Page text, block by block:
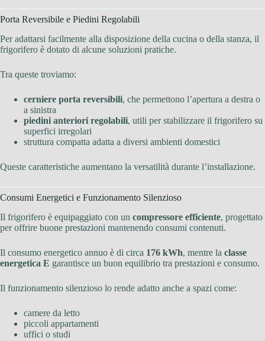
Porta Reversibile e Piedini Regolabili
Per adattarsi facilmente alla disposizione della cucina o della stanza, il
frigorifero è dotato di alcune soluzioni pratiche.
Tra queste troviamo:
cerniere porta reversibili, che permettono l’apertura a destra o
a sinistra
piedini anteriori regolabili, utili per stabilizzare il frigorifero su
superfici irregolari
struttura compatta adatta a diversi ambienti domestici
Queste caratteristiche aumentano la versatilità durante l’installazione.
Consumi Energetici e Funzionamento Silenzioso
Il frigorifero è equipaggiato con un compressore efficiente, progettato
per offrire buone prestazioni mantenendo consumi contenuti.
Il consumo energetico annuo è di circa 176 kWh, mentre la classe
energetica E garantisce un buon equilibrio tra prestazioni e consumo.
Il funzionamento silenzioso lo rende adatto anche a spazi come:
camere da letto
piccoli appartamenti
uffici o studi